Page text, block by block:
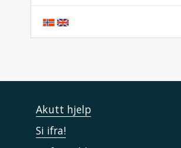
Akutt hjelp
Si ifra!